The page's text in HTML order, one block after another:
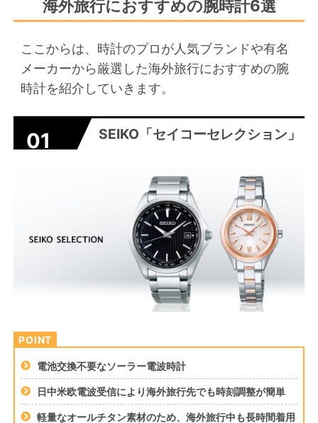
海外旅行におすすめの腕時計6選
ここからは、時計のプロが人気ブランドや有名
メーカーから厳選した海外旅行におすすめの腕
時計を紹介していきます。
01 SEIKO「セイコーセレクション」
電池交換不要なソーラー電波時計
日中米欧電波受信により海外旅行先でも時刻調整が簡単
軽量なオールチタン素材のため、海外旅行中も長時間着用